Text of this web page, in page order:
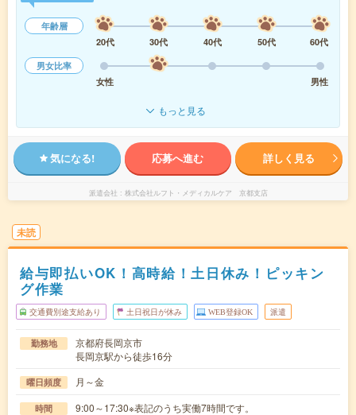
年齢層
20代
30代 40代 50代
60代
男女比率
女性
男性
もっと見る
気になる! 応募へ進む 詳しく見る
派遣会社 株式会社ルフト・メディカルケア 京都支店
未読
給与即払いOK！高時給！土日休み！ピッキン
グ作業
交通費別途支給あり 土日祝日が休み WEB登録OK 派遣
勤務地
京都府長岡京市
長岡京駅から徒歩16分
曜日頻度 月～金
時間 9:00～17:30※表記のうち実働7時間です。